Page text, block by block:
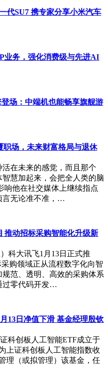
代SU7 携专家分享小米汽车
业务，强化消费级与先进AI
场：中端机也能畅享旗舰游
场，未来财富格局与退休
在未来的感觉，而且那个
慧加起来，会把全人类的脑
响他在社交媒体上继续指点
言无论准不准，…
推动招标采购智能化升级新
科大讯飞1月13日正式推
购领域正从流程数字化向智
范、透明、高效的采购体系
过零代码开发…
13日净值下滑 基金经理殷钦
科创板人工智能ETF成立于
上证科创板人工智能指数收
理（或拟管理）该基金，任